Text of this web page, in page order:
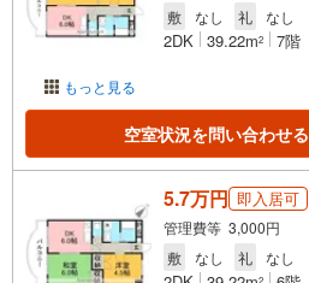
もっと見る
敷
なし 礼 なし
2DK 39.22m2 7階
空室状況を問い合わせる
5.7万円 即入居可
管理費等 3,000円
敷
なし 礼 なし
2